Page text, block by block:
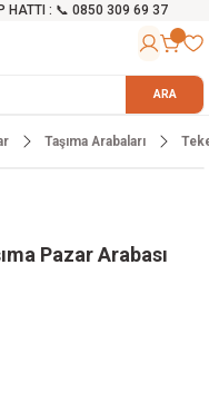
HATTI : 📞 0850 309 69 37
ARA
Taşıma Arabaları
Pazar Arabası